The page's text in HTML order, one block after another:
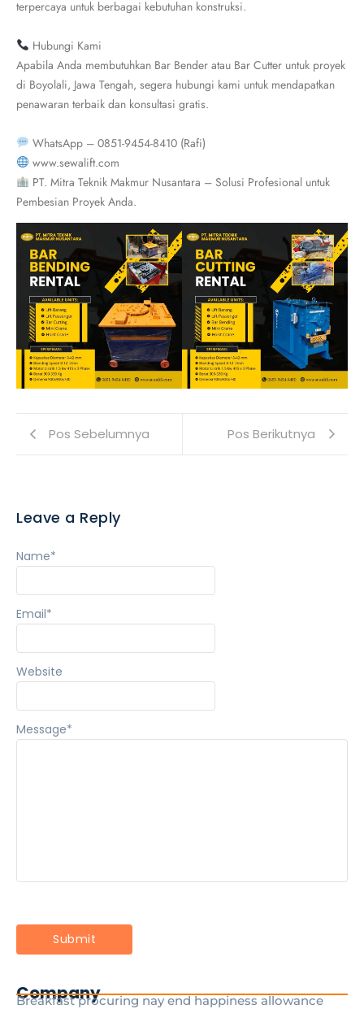
terpercaya untuk berbagai kebutuhan konstruksi.
Hubungi Kami
Apabila Anda membutuhkan Bar Bender atau Bar Cutter untuk proyek
di Boyolali, Jawa Tengah, segera hubungi kami untuk mendapatkan
penawaran terbaik dan konsultasi gratis.
WhatsApp – 0851-9454-8410 (Rafi)
www.sewalift.com
PT. Mitra Teknik Makmur Nusantara – Solusi Profesional untuk
Pembesian Proyek Anda.
Pos Sebelumnya Pos Berikutnya
Leave a Reply
Message*
Name*
Email*
Website
Company
Breakfast procuring nay end happiness allowance